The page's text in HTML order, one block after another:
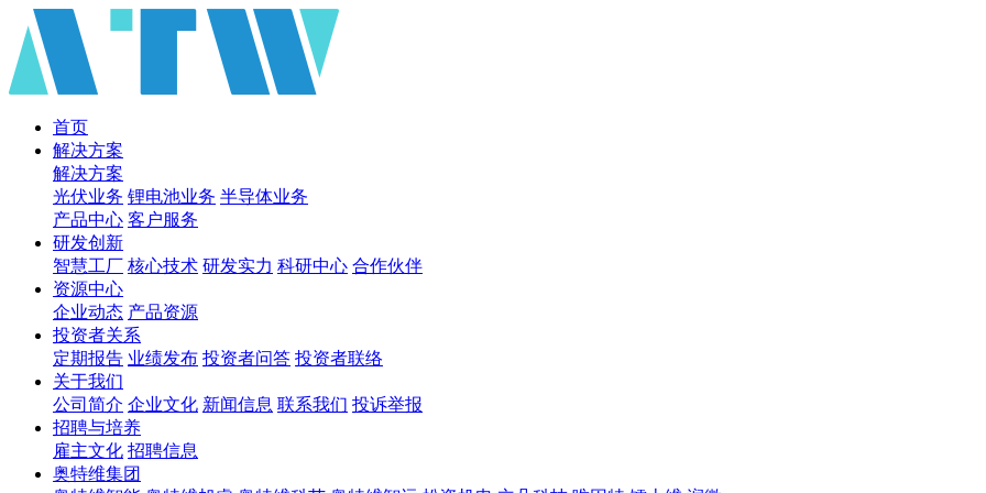
首页
解决方案
解决方案
光伏业务 锂电池业务 半导体业务
产品中心 客户服务
研发创新
智慧工厂 核心技术 研发实力 科研中心 合作伙伴
资源中心
企业动态 产品资源
投资者关系
定期报告 业绩发布 投资者问答 投资者联络
关于我们
公司简介 企业文化 新闻信息 联系我们 投诉举报
招聘与培养
雇主文化 招聘信息
奥特维集团